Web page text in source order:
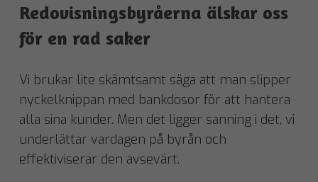
Redovisningsbyråerna älskar oss
för en rad saker
Vi brukar lite skämtsamt säga att man slipper
nyckelknippan med bankdosor för att hantera
alla sina kunder. Men det ligger sanning i det, vi
underlättar vardagen på byrån och
effektiviserar den avsevärt.